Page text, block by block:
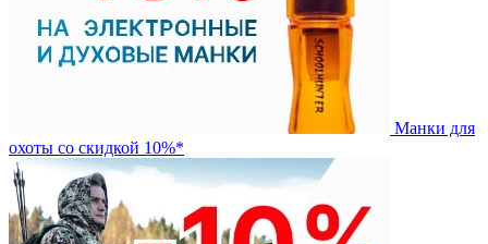
Манки для
охоты со скидкой 10%*